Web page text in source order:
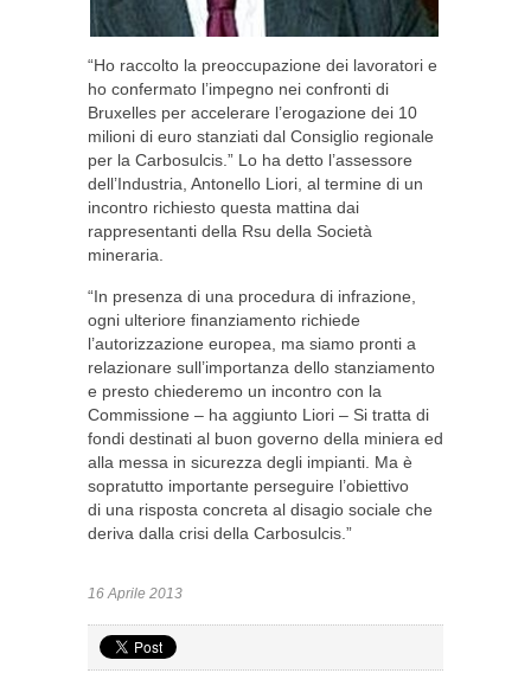
“Ho raccolto la preoccupazione dei lavoratori e
ho confermato l’impegno nei confronti di
Bruxelles per accelerare l’erogazione dei 10
milioni di euro stanziati dal Consiglio regionale
per la Carbosulcis.” Lo ha detto l’assessore
dell’Industria, Antonello Liori, al termine di un
incontro richiesto questa mattina dai
rappresentanti della Rsu della Società
mineraria.
“In presenza di una procedura di infrazione,
ogni ulteriore finanziamento richiede
l’autorizzazione europea, ma siamo pronti a
relazionare sull’importanza dello stanziamento
e presto chiederemo un incontro con la
Commissione – ha aggiunto Liori – Si tratta di
fondi destinati al buon governo della miniera ed
alla messa in sicurezza degli impianti. Ma è
sopratutto importante perseguire l’obiettivo
di una risposta concreta al disagio sociale che
deriva dalla crisi della Carbosulcis.”
16 Aprile 2013